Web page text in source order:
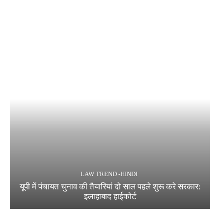
LAW TREND -HINDI
यूपी में पंचायत चुनाव की तैयारियां दो साल पहले शुरू करे सरकार:
इलाहाबाद हाईकोर्ट